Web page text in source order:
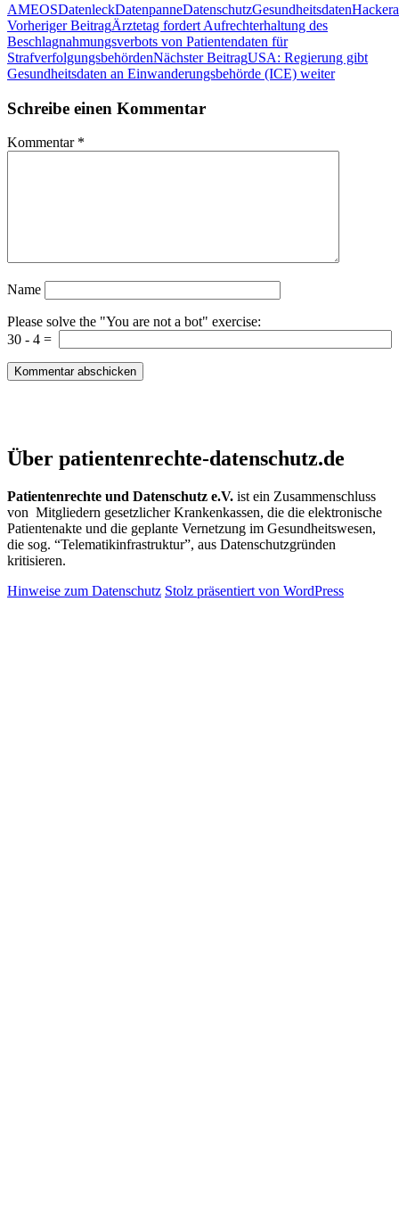
AMEOSDatenleckDatenpanneDatenschutzGesundheitsdaten
Beitragsnavigation
Vorheriger BeitragÄrztetag fordert Aufrechterhaltung des
Beschlagnahmungsverbots von Patientendaten für
StrafverfolgungsbehördenNächster BeitragUSA: Regierung gibt
Gesundheitsdaten an Einwanderungsbehörde (ICE) weiter
Schreibe einen Kommentar
Kommentar *
Name
Please solve the "You are not a bot" exercise:
30 - 4 =
Patientenrechte und Datenschutz e.V.
Über patientenrechte-datenschutz.de
Patientenrechte und Datenschutz e.V. ist ein Zusammenschluss
von Mitgliedern gesetzlicher Krankenkassen, die die elektronische
Patientenakte und die geplante Vernetzung im Gesundheitswesen,
die sog. “Telematikinfrastruktur”, aus Datenschutzgründen
kritisieren.
Hinweise zum Datenschutz Stolz präsentiert von WordPress